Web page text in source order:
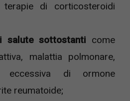
di corticosteroidi
salute sottostanti come
malattia polmonare,
eccessiva di ormone
reumatoide;